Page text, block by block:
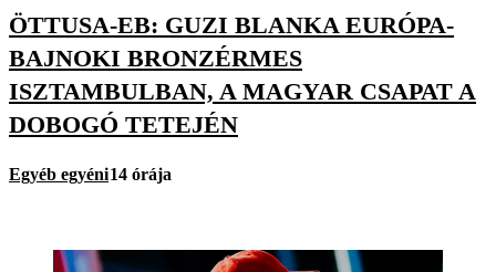
ÖTTUSA-EB: GUZI BLANKA EURÓPA-
BAJNOKI BRONZÉRMES
ISZTAMBULBAN, A MAGYAR CSAPAT A
DOBOGÓ TETEJÉN
Egyéb egyéni14 órája